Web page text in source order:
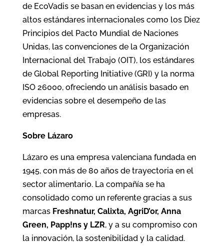
de EcoVadis se basan en evidencias y los más
altos estándares internacionales como los Diez
Principios del Pacto Mundial de Naciones
Unidas, las convenciones de la Organización
Internacional del Trabajo (OIT), los estándares
de Global Reporting Initiative (GRI) y la norma
ISO 26000, ofreciendo un análisis basado en
evidencias sobre el desempeño de las
empresas.
Sobre Lázaro
Lázaro es una empresa valenciana fundada en
1945, con más de 80 años de trayectoria en el
sector alimentario. La compañía se ha
consolidado como un referente gracias a sus
marcas Freshnatur, Calixta, AgriD’or, Anna
Green, Papp!ns y LZR, y a su compromiso con
la innovación, la sostenibilidad y la calidad.